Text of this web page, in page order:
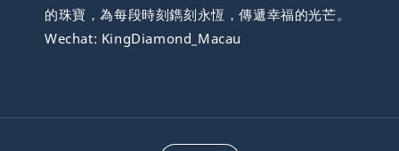
的珠寶，為每段時刻鐫刻永恆，傳遞幸福的光芒。
Wechat: KingDiamond_Macau